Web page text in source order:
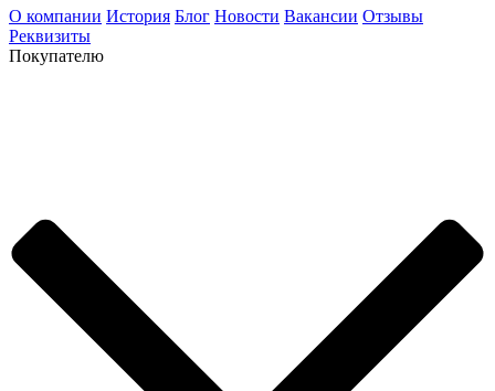
О компании История Блог Новости Вакансии Отзывы
Реквизиты
Покупателю